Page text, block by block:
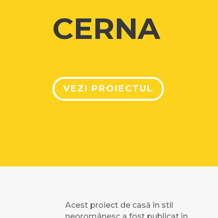
CERNA
VEZI PROIECTUL
Acest proiect de casă în stil